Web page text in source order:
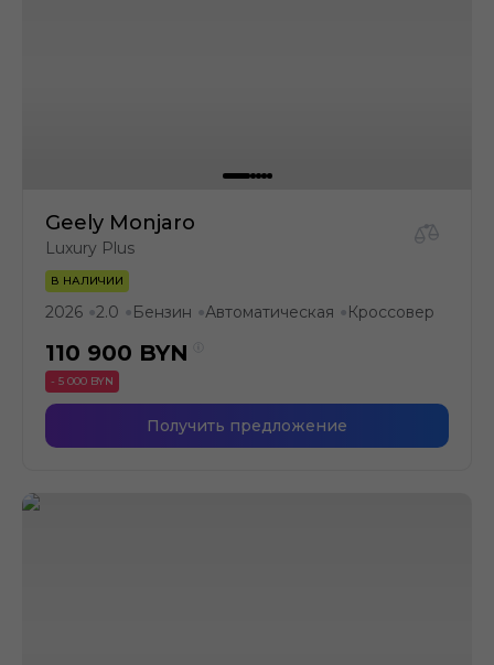
Geely Monjaro
Luxury Plus
В НАЛИЧИИ
2026 ●2.0 ● Бензин ●Автоматическая ● Кроссовер
110 900 BYN
- 5 000 BYN
Получить предложение